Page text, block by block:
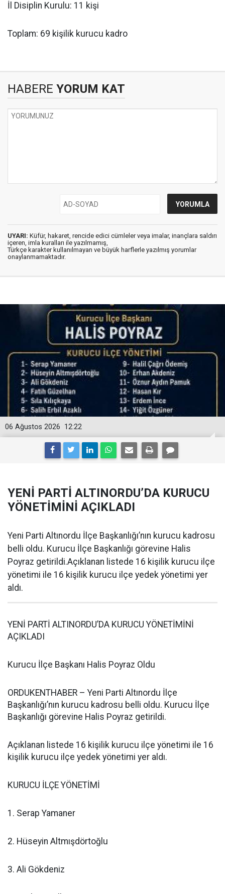
İl Disiplin Kurulu: 11 kişi
Toplam: 69 kişilik kurucu kadro
HABERE YORUM KAT
UYARI: Küfür, hakaret, rencide edici cümleler veya imalar, inançlara saldırı
içeren, imla kuralları ile yazılmamış,
Türkçe karakter kullanılmayan ve büyük harflerle yazılmış yorumlar
onaylanmamaktadır.
12:22
06 Ağustos 2026
YENİ PARTİ ALTINORDU’DA KURUCU
YÖNETİMİNİ AÇIKLADI
Yeni Parti Altınordu İlçe Başkanlığı’nın kurucu kadrosu
belli oldu. Kurucu İlçe Başkanlığı görevine Halis
Poyraz getirildi.Açıklanan listede 16 kişilik kurucu ilçe
yönetimi ile 16 kişilik kurucu ilçe yedek yönetimi yer
aldı.
YENİ PARTİ ALTINORDU’DA KURUCU YÖNETİMİNİ
AÇIKLADI
Kurucu İlçe Başkanı Halis Poyraz Oldu
ORDUKENTHABER – Yeni Parti Altınordu İlçe
Başkanlığı’nın kurucu kadrosu belli oldu. Kurucu İlçe
Başkanlığı görevine Halis Poyraz getirildi.
Açıklanan listede 16 kişilik kurucu ilçe yönetimi ile 16
kişilik kurucu ilçe yedek yönetimi yer aldı.
KURUCU İLÇE YÖNETİMİ
1. Serap Yamaner
2. Hüseyin Altmışdörtoğlu
3. Ali Gökdeniz